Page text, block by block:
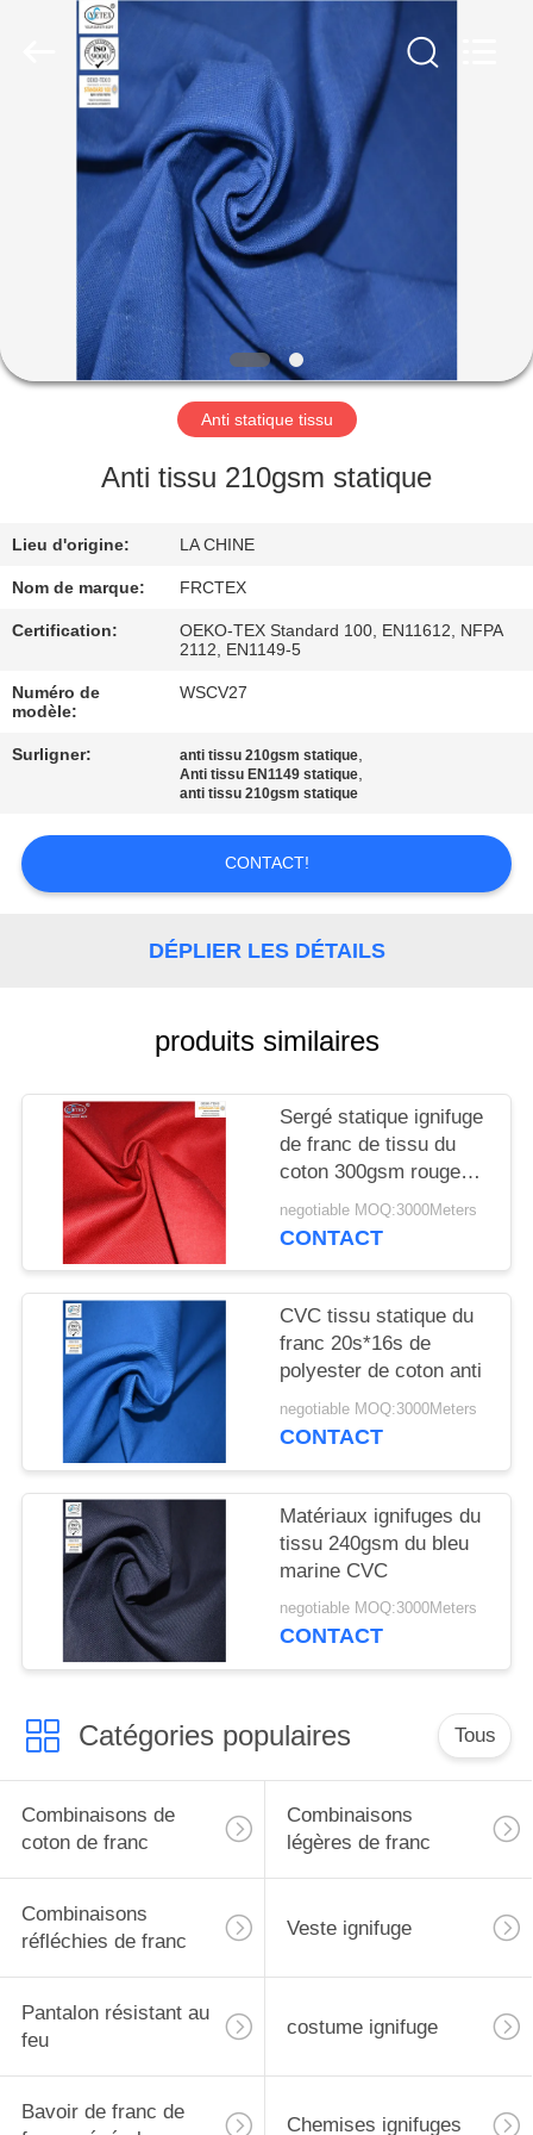
MAISON
PRODUITS
SUJET
DE
NOUS
VISITE
CONTRÔLE
DE
NOUS
DEMANDEZ
UNE
PRIVACY
POLICY
Textiles&Garments
Anti statique tissu
Anti tissu 210gsm statique
Lieu d'origine: LA CHINE
Nom de marque: FRCTEX
Certification:
OEKO-TEX Standard 100, EN11612, NFPA
2112, EN1149-5
Numéro de
modèle:
WSCV27
Surligner: anti tissu 210gsm statique,
Anti tissu EN1149 statique,
anti tissu 210gsm statique
CONTACT!
DÉPLIER LES DÉTAILS
produits similaires
Sergé statique ignifuge
de franc de tissu du
coton 300gsm rouge
negotiable MOQ:3000Meters
CONTACT
CVC tissu statique du
franc 20s*16s de
polyester de coton anti
negotiable MOQ:3000Meters
CONTACT
Matériaux ignifuges du
tissu 240gsm du bleu
marine CVC
negotiable MOQ:3000Meters
CONTACT
Catégories populaires Tous
Combinaisons de
coton de franc
Combinaisons
légères de franc
Combinaisons
réfléchies de franc
Veste ignifuge
Pantalon résistant au
feu
costume ignifuge
Bavoir de franc de
Chemises ignifuges